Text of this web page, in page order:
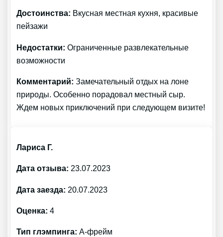
Достоинства: Вкусная местная кухня, красивые
пейзажи
Недостатки: Ограниченные развлекательные
возможности
Комментарий: Замечательный отдых на лоне
природы. Особенно порадовал местный сыр.
Ждем новых приключений при следующем визите!
Лариса Г.
Дата отзыва: 23.07.2023
Дата заезда: 20.07.2023
Оценка: 4
Тип глэмпинга: А-фрейм